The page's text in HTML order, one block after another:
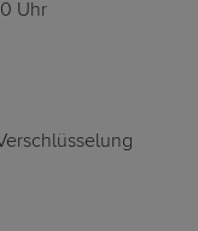
Uhr